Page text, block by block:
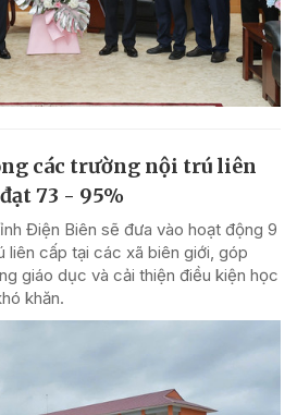
các trường nội trú liên
73 - 95%
Điện Biên sẽ đưa vào hoạt động 9
liên cấp tại các xã biên giới, góp
giáo dục và cải thiện điều kiện học
khăn.